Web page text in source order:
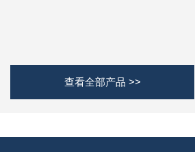
查看全部产品 >>